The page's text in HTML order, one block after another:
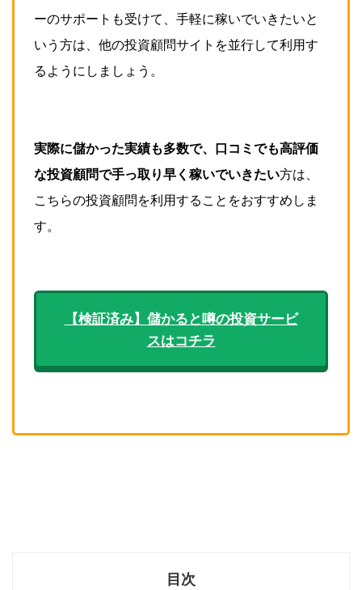
ーのサポートも受けて、手軽に稼いでいきたいと
いう方は、他の投資顧問サイトを並行して利用す
るようにしましょう。
実際に儲かった実績も多数で、口コミでも高評価
な投資顧問で手っ取り早く 稼いでいきたい方は、
こちらの投資顧問を利用することをおすすめしま
す。
【検証済み】儲かると噂の投資サービ
スはコチラ
目次